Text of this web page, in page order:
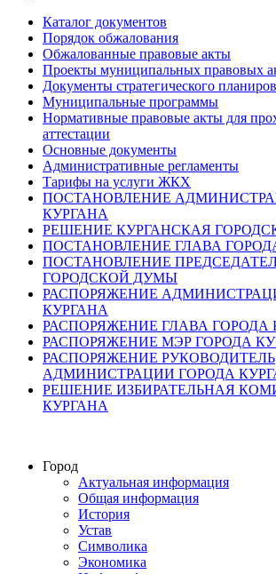
Каталог документов
Порядок обжалования
Обжалованные правовые акты
Проекты муниципальных правовых
Документы стратегического
Муниципальные программы
Нормативные правовые акты для
аттестации
Основные документы
Административные регламенты
Тарифы на услуги ЖКХ
ПОСТАНОВЛЕНИЕ
КУРГАНА
РЕШЕНИЕ КУРГАНСКАЯ
ПОСТАНОВЛЕНИЕ ГЛАВА
ПОСТАНОВЛЕНИЕ
ГОРОДСКОЙ ДУМЫ
РАСПОРЯЖЕНИЕ
КУРГАНА
РАСПОРЯЖЕНИЕ ГЛАВА ГОРОДА
РАСПОРЯЖЕНИЕ МЭР ГОРОДА
РАСПОРЯЖЕНИЕ РУКОВОДИТЕЛЬ
АДМИНИСТРАЦИИ ГОРОДА
РЕШЕНИЕ ИЗБИРАТЕЛЬНАЯ
КУРГАНА
Город
Актуальная информация
Общая информация
История
Устав
Символика
Экономика